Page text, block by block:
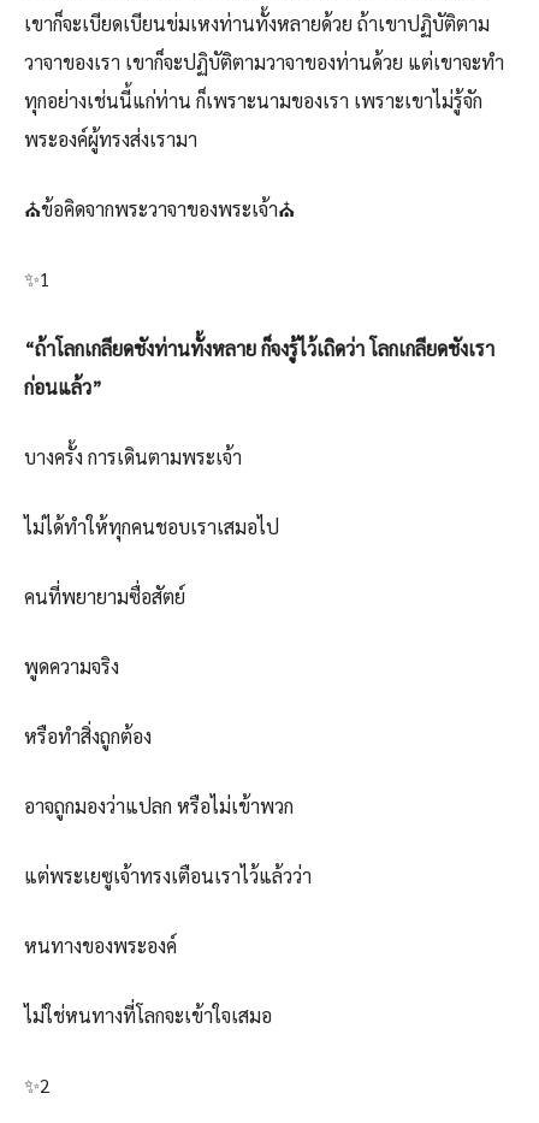
เขาก็จะเบียดเบียนข่มเหงท่านทั้งหลายด้วย ถ้าเขาปฏิบัติตาม
วาจาของเรา เขาก็จะปฏิบัติตามวาจาของท่านด้วย แต่เขาจะทำ
ทุกอย่างเช่นนี้แก่ท่าน ก็เพราะนามของเรา เพราะเขาไม่รู้จัก
พระองค์ผู้ทรงส่งเรามา
⛪ข้อคิดจากพระวาจาของพระเจ้า⛪
✨1️
“ถ้าโลกเกลียดชังท่านทั้งหลาย ก็จงรู้ไว้เถิดว่า โลกเกลียดชังเรา
ก่อนแล้ว”
บางครั้ง การเดินตามพระเจ้า
ไม่ได้ทำให้ทุกคนชอบเราเสมอไป
คนที่พยายามซื่อสัตย์
พูดความจริง
หรือทำสิ่งถูกต้อง
อาจถูกมองว่าแปลก หรือไม่เข้าพวก
แต่พระเยซูเจ้าทรงเตือนเราไว้แล้วว่า
หนทางของพระองค์
ไม่ใช่หนทางที่โลกจะเข้าใจเสมอ
✨2️